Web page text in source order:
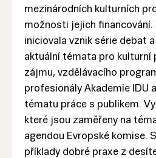
mezinárodních kulturních
možnosti jejich financování.
iniciovala vznik série debat
aktuální témata pro kulturní
zájmu, vzdělávacího
profesionály Akademie IDU
tématu práce s publikem.
které jsou zaměřeny na
agendou Evropské komise.
příklady dobré praxe z